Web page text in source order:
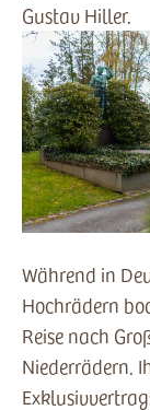
Gustav Hiller.
Während in
Hochrädern
Reise nach
Niederrädern.